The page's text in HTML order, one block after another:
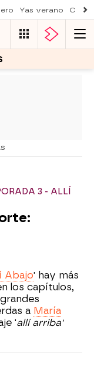
Yas verano
3 - ALLÍ
Abajo' hay más
los capítulos,
a María
'allí arriba'